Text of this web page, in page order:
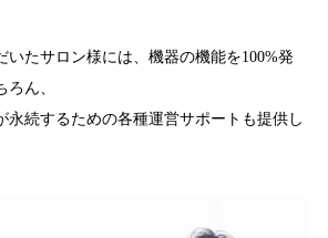
いたサロン様には、機器の機能を100%発
ん、
永続するための各種運営サポートも提供し